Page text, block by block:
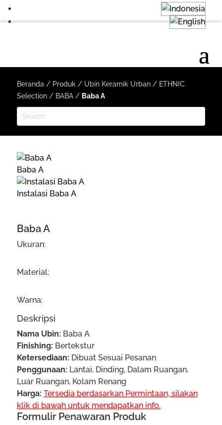
Beranda / Produk / Ubin Keramik Urban/ ETHNIC
Selection/ BABA/ Baba A
Baba A
Instalasi Baba A
Baba A
Ukuran:
Material:
Warna:
Deskripsi
Nama Ubin: Baba A
Finishing: Bertekstur
Ketersediaan: Dibuat Sesuai Pesanan
Penggunaan: Lantai, Dinding, Dalam Ruangan,
Luar Ruangan, Kolam Renang
Harga: Tersedia berdasarkan Permintaan, silakan
klik di bawah untuk mendapatkan info.
Formulir Penawaran Produk